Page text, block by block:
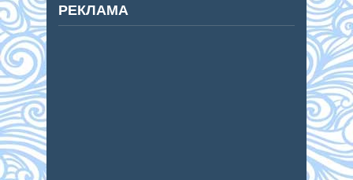
РЕКЛАМА